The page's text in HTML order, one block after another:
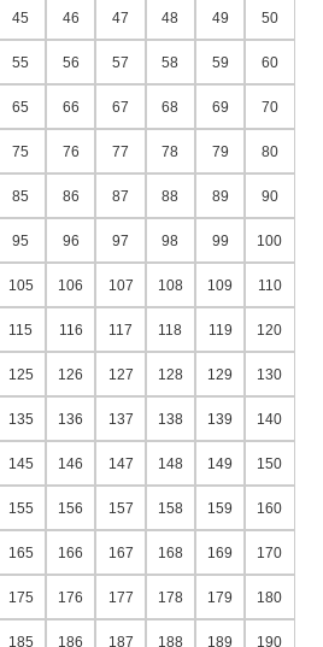
45 46 47 48 49 50
55 56 57 58 59 60
65 66 67 68 69 70
75 76 77 78 79 80
85 86 87 88 89 90
95 96 97 98 99 100
105 106 107 108 109 110
115 116 117 118 119 120
125 126 127 128 129 130
135 136 137 138 139 140
145 146 147 148 149 150
155 156 157 158 159 160
165 166 167 168 169 170
175 176 177 178 179 180
185 186 187 188 189 190